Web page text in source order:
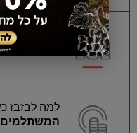
החזר
שנותרו
למה לבזבז
המשתלמים